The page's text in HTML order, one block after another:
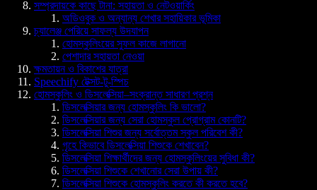
সম্প্রদায়কে কাছে টানা: সহায়তা ও নেটওয়ার্কিং
অডিওবুক ও অন্যান্য শেখার সহায়িকার ভূমিকা
চ্যালেঞ্জ পেরিয়ে সাফল্য উদযাপন
হোমস্কুলিংয়ের সুফল কাজে লাগানো
পেশাদার সহায়তা নেওয়া
ক্ষমতায়ন ও বিকাশের যাত্রা
Speechify টেক্সট-টু-স্পিচ
হোমস্কুলিং ও ডিসলেক্সিয়া–সংক্রান্ত সাধারণ প্রশ্ন
ডিসলেক্সিয়ার জন্য হোমস্কুলিং কি ভালো?
ডিসলেক্সিয়ার জন্য সেরা হোমস্কুল প্রোগ্রাম কোনটি?
ডিসলেক্সিয়া শিশুর জন্য সর্বোত্তম স্কুল পরিবেশ কী?
গৃহে কিভাবে ডিসলেক্সিয়া শিশুকে শেখাবেন?
ডিসলেক্সিয়া শিক্ষার্থীদের জন্য হোমস্কুলিংয়ের সুবিধা কী?
ডিসলেক্সিয়া শিশুকে শেখানোর সেরা উপায় কী?
ডিসলেক্সিয়া শিশুকে হোমস্কুলিং করতে কী করতে হবে?